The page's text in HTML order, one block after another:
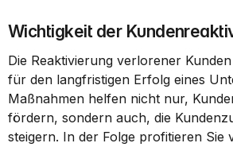
Wichtigkeit der
Die Reaktivierung verlorener
für den langfristigen Erfolg eines
Maßnahmen helfen nicht nur,
fördern, sondern auch, die
steigern. In der Folge profitieren Sie